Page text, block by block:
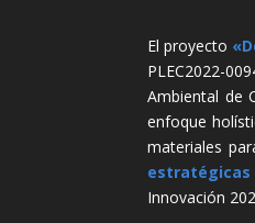
El proyecto
PLEC2022-
Ambiental de
enfoque
materiales
estratégicas
Innovación